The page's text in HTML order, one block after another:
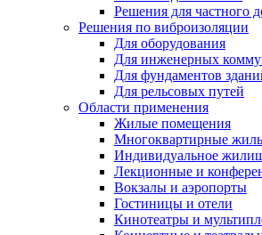
Решения для частного
Решения по виброизоляции
Для оборудования
Для инженерных
Для фундаментов
Для рельсовых путей
Области применения
Жилые помещения
Многоквартирные
Индивидуальное
Лекционные и
Вокзалы и аэропорты
Гостиницы и отели
Кинотеатры и